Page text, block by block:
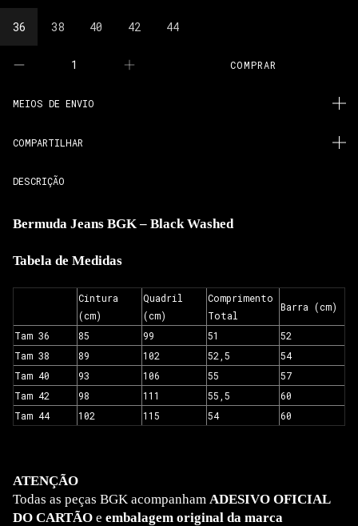
36 38 40 42 44
MEIOS DE ENVIO
COMPARTILHAR
DESCRIÇÃO
Bermuda Jeans BGK – Black Washed
Tabela de Medidas
Cintura
(cm)
Quadril
(cm)
Comprimento
Total
Barra (cm)
Tam 36 85 99 51
52
Tam 38
89 102 52,5
54
Tam 40
93 106 55
57
Tam 42
98 111 55,5
60
Tam 44
102 115 54 60
ATENÇÃO
Todas as peças BGK acompanham ADESIVO OFICIAL
DO CARTÃO e embalagem original da marca